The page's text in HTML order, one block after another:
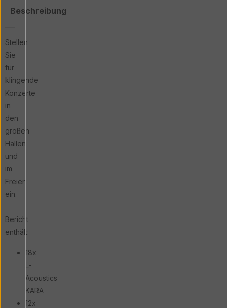
Beschreibung
Stellen
Sie
für
klingende
Konzerte
in
den
großen
Hallen
und
im
Freien
ein.
Bericht
enthält:
18x
L-
Acoustics
KARA
12x